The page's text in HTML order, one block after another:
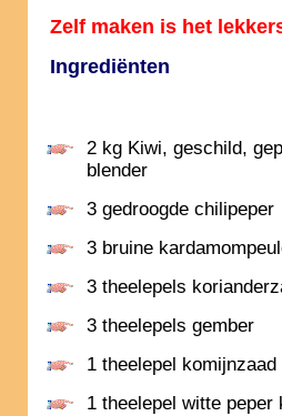
Zelf maken is het
Ingrediënten
2 kg Kiwi, geschild,
blender
3 gedroogde chilipeper
3 bruine
3 theelepels
3 theelepels gember
1 theelepel komijnzaad
1 theelepel witte peper